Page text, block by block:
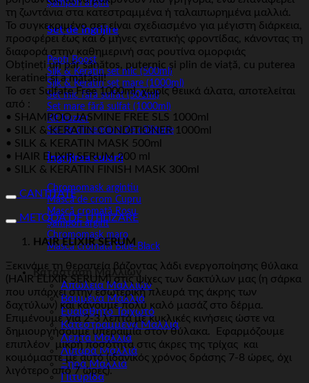
Șampon argint
Set de îngrijire
Pepti Boost
Silk & Keratin set mic (500ml)
Silk & Keratin set mare (1000ml)
Set mic fără sulfat (500ml)
Set mare fără sulfat (1000ml)
Kit buzzer
Set de dimensiuni de călătorie
Îngrijirea culorii
Chromomask argintiu
Mască de crom Cupru
Mască cromată Roșu
Șampon argint
Chromomask maro
Mască cromată Blue-Black
Κατάσταση Μαλλιών
Απώλεια Μαλλιών
Βαμμένα Μαλλιά
Ευαίσθητο Τριχωτό
Κατεστραμμένα Μαλλιά
Λεπτά Μαλλιά
Λιπαρά Μαλλιά
Ξηρά Μαλλιά
Πιτυρίδα
τη ζωντάνια στα κατεστραμμένα ή ταλαιπωρημένα μαλλιά.
Το συγκεκριμένο σετ είναι σχεδιασμένο για μέγιστη διάρκεια,
προσφέρει έως και 6 μήνες εντατικής φροντίδας, κάνοντας τη
διαφορά στην καθημερινή σας ρουτίνα ομορφιάς
Obțineți un păr sănătos, puternic și plin de viață, cu puterea
keratinei și a mătăsii!
Το σετ Sulfate Free 1000ml, χωρίς θειικά άλατα, αποτελείται
από :
• SHAMPOO JASMINE FREE SLS 1000ml
• SILK & KERATIN CONDITIONER 1000ml
• SILK & KERATIN MASK 500ml
• HAIR ELIXIR SERUM 200 ml
• SILK & KERATIN FINISH MASK 300ml
CANTITATE
METODA DE UTILIZARE
HAIR ELIXIR SERUM
Ξεκινάμε τη θεραπεία βάζοντας λάδι ενεργοποίησης θύλακα
(HAIR ELIXIR SERUM) στις ψίχες των δακτύλων μας (η σάρκα
που υπάρχει στην εσωτερική πλευρά της άκρης των
δαχτύλων) και κάνουμε πολύ καλό μασάζ στο δέρμα.
Επιμένουμε για 2-3 λεπτά με κυκλικές κινήσεις ώστε να
δημιουργήσουμε υπεραιμία στον θύλακα. Εφαρμόζουμε
επιπλέον μικρή ποσότητα στις άκρες της τρίχας και
κοιμόμαστε με αυτό (ιδανικός χρόνος δράσης 7-8 ώρες, όχι
λιγότερο από 7 ώρες).